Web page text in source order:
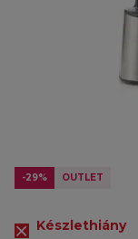
-29% OUTLET
Készlethiány